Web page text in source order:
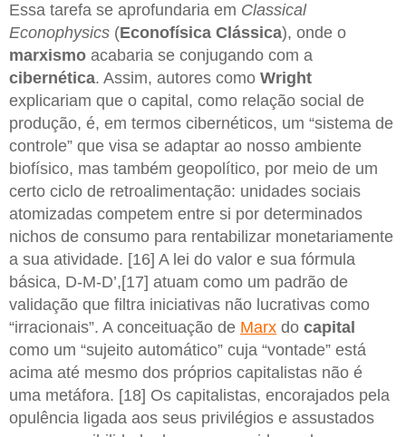
Essa tarefa se aprofundaria em Classical
Econophysics (Econofísica Clássica), onde o
marxismo acabaria se conjugando com a
cibernética. Assim, autores como Wright
explicariam que o capital, como relação social de
produção, é, em termos cibernéticos, um “sistema de
controle” que visa se adaptar ao nosso ambiente
biofísico, mas também geopolítico, por meio de um
certo ciclo de retroalimentação: unidades sociais
atomizadas competem entre si por determinados
nichos de consumo para rentabilizar monetariamente
a sua atividade. [16] A lei do valor e sua fórmula
básica, D-M-D’,[17] atuam como um padrão de
validação que filtra iniciativas não lucrativas como
“irracionais”. A conceituação de Marx do capital
como um “sujeito automático” cuja “vontade” está
acima até mesmo dos próprios capitalistas não é
uma metáfora. [18] Os capitalistas, encorajados pela
opulência ligada aos seus privilégios e assustados